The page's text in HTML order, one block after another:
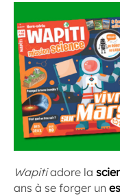
Wapitiadore la
ans à se forger un